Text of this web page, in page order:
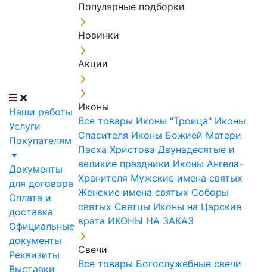
Наши работы
Услуги
Покупателям
Документы
для договора
Оплата и
доставка
Официальные
документы
Реквизиты
Выставки
Популярные подборки
Новинки
Акции
Иконы
Все товары Иконы "Троица" Иконы
Спасителя Иконы Божией Матери
Пасха Христова Двунадесятые и
великие праздники Иконы Ангела-
Хранителя Мужские имена святых
Женские имена святых Соборы
святых Святцы Иконы на Царские
врата ИКОНЫ НА ЗАКАЗ
Свечи
Все товары Богослужебные свечи